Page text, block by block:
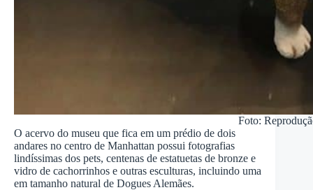
Foto:
O acervo do museu que fica em um prédio de dois
andares no centro de Manhattan possui fotografias
lindíssimas dos pets, centenas de estatuetas de bronze e
vidro de cachorrinhos e outras esculturas, incluindo uma
em tamanho natural de Dogues Alemães.